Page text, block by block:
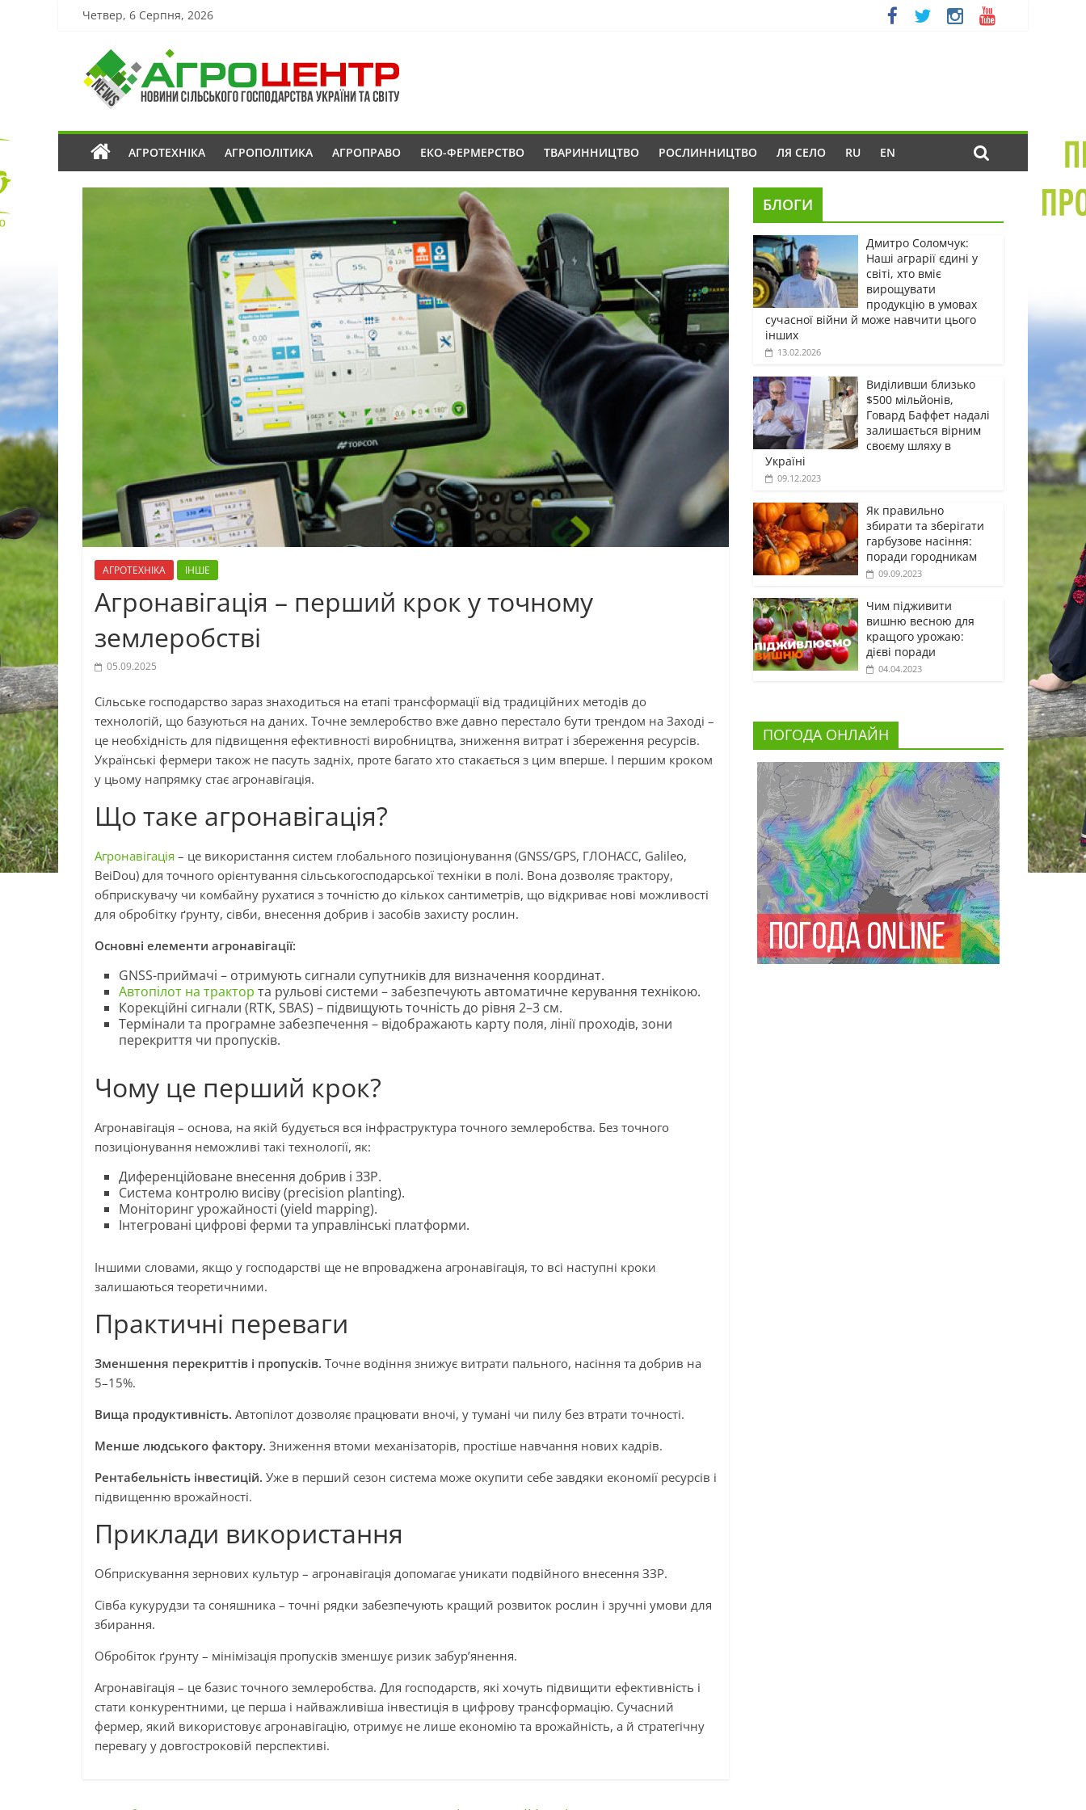
Четвер, 6 Серпня, 2026
АГРОТЕХНІКА АГРОПОЛІТИКА АГРОПРАВО ЕКО-ФЕРМЕРСТВО ТВАРИННИЦТВО РОСЛИННИЦТВО ЛЯ СЕЛО RU EN
АГРОТЕХНІКА ІНШЕ
Агронавігація – перший крок у точному
землеробстві
05.09.2025
Сільське господарство зараз знаходиться на етапі трансформації від традиційних методів до
технологій, що базуються на даних. Точне землеробство вже давно перестало бути трендом на Заході –
це необхідність для підвищення ефективності виробництва, зниження витрат і збереження ресурсів.
Українські фермери також не пасуть задніх, проте багато хто стакається з цим вперше. І першим кроком
у цьому напрямку стає агронавігація.
Що таке агронавігація?
Агронавігація – це використання систем глобального позиціонування (GNSS/GPS, ГЛОНАСС, Galileo,
BeiDou) для точного орієнтування сільськогосподарської техніки в полі. Вона дозволяє трактору,
обприскувачу чи комбайну рухатися з точністю до кількох сантиметрів, що відкриває нові можливості
для обробітку ґрунту, сівби, внесення добрив і засобів захисту рослин.
Основні елементи агронавігації:
GNSS-приймачі – отримують сигнали супутників для визначення координат.
Автопілот на трактор та рульові системи – забезпечують автоматичне керування технікою.
Корекційні сигнали (RTK, SBAS) – підвищують точність до рівня 2–3 см.
Термінали та програмне забезпечення – відображають карту поля, лінії проходів, зони
перекриття чи пропусків.
Чому це перший крок?
Агронавігація – основа, на якій будується вся інфраструктура точного землеробства. Без точного
позиціонування неможливі такі технології, як:
Диференційоване внесення добрив і ЗЗР.
Система контролю висіву (precision planting).
Моніторинг урожайності (yield mapping).
Інтегровані цифрові ферми та управлінські платформи.
Іншими словами, якщо у господарстві ще не впроваджена агронавігація, то всі наступні кроки
залишаються теоретичними.
Практичні переваги
Зменшення перекриттів і пропусків. Точне водіння знижує витрати пального, насіння та добрив на
5–15%.
Вища продуктивність. Автопілот дозволяє працювати вночі, у тумані чи пилу без втрати точності.
Менше людського фактору. Зниження втоми механізаторів, простіше навчання нових кадрів.
Рентабельність інвестицій. Уже в перший сезон система може окупити себе завдяки економії ресурсів і
підвищенню врожайності.
Приклади використання
Обприскування зернових культур – агронавігація допомагає уникати подвійного внесення ЗЗР.
Сівба кукурудзи та соняшника – точні рядки забезпечують кращий розвиток рослин і зручні умови для
збирання.
Обробіток ґрунту – мінімізація пропусків зменшує ризик забур’янення.
Агронавігація – це базис точного землеробства. Для господарств, які хочуть підвищити ефективність і
стати конкурентними, це перша і найважливіша інвестиція в цифрову трансформацію. Сучасний
фермер, який використовує агронавігацію, отримує не лише економію та врожайність, а й стратегічну
перевагу у довгостроковій перспективі.
БЛОГИ
Дмитро Соломчук:
Наші аграрії єдині у
світі, хто вміє
вирощувати
продукцію в умовах
сучасної війни й може навчити цього
інших
13.02.2026
Виділивши близько
$500 мільйонів,
Говард Баффет надалі
залишається вірним
своєму шляху в
Україні
09.12.2023
Як правильно
збирати та зберігати
гарбузове насіння:
поради городникам
09.09.2023
Чим підживити
вишню весною для
кращого урожаю:
дієві поради
04.04.2023
ПОГОДА ОНЛАЙН